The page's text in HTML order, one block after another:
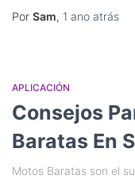
Por Sam, 1 ano atrás
APLICACIÓN
Consejos
Baratas En
Motos Baratas son el